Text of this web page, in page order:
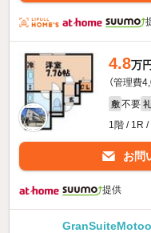
4.8万円
（管理費
敷 不要
1階 / 1R /
お問
提供